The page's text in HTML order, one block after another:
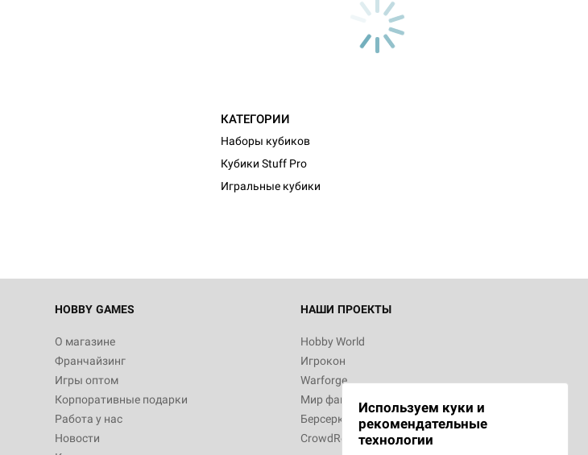
КАТЕГОРИИ
Наборы кубиков
Кубики Stuff Pro
Игральные кубики
HOBBY GAMES
О магазине
Франчайзинг
Игры оптом
Корпоративные подарки
Работа у нас
Новости
НАШИ ПРОЕКТЫ
Hobby World
Игрокон
Warforge
Мир фантастики
Берсерк
CrowdRepublic
Используем куки и
рекомендательные
технологии
Настольная игра Hobby World Монстры
Белая смерть
12 990
Настольная игра Hobby World Ужас
3 490